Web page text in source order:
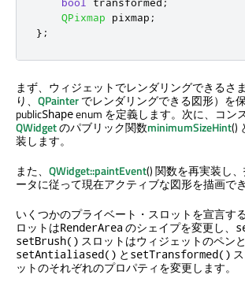
QPixmap pixmap ;
};
まず、ウィジェットでレンダリングできるさ
り、 QPainterでレンダリングできる図形）を
publicShapeenum を定義します。次に、コン
QWidgetのパブリック関数minimumSizeHint()
装します。
また、 QWidget::paintEvent() 関数を再実装し
ータに従って現在アクティブな図形を描画で
いくつかのプライベート・スロットを宣言す
ロットはRenderArea のシェイプを変更し、
setBrush() スロットはウィジェットのペン
setAntialiased() と setTransformed()
ットのそれぞれのプロパティを変更します。